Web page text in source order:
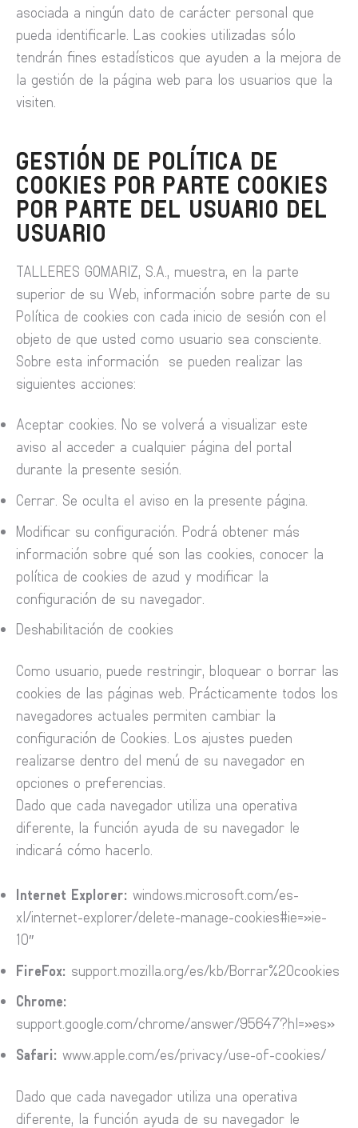
asociada a ningún dato de carácter personal que
pueda identificarle. Las cookies utilizadas sólo
tendrán fines estadísticos que ayuden a la mejora de
la gestión de la página web para los usuarios que la
visiten.
GESTIÓN DE POLÍTICA DE
COOKIES POR PARTE COOKIES
POR PARTE DEL USUARIO DEL
USUARIO
TALLERES GOMARIZ, S.A., muestra, en la parte
superior de su Web, información sobre parte de su
Política de cookies con cada inicio de sesión con el
objeto de que usted como usuario sea consciente.
Sobre esta información se pueden realizar las
siguientes acciones:
Aceptar cookies. No se volverá a visualizar este
aviso al acceder a cualquier página del portal
durante la presente sesión.
Cerrar. Se oculta el aviso en la presente página.
Modificar su configuración. Podrá obtener más
información sobre qué son las cookies, conocer la
política de cookies de azud y modificar la
configuración de su navegador.
Deshabilitación de cookies
Como usuario, puede restringir, bloquear o borrar las
cookies de las páginas web. Prácticamente todos los
navegadores actuales permiten cambiar la
configuración de Cookies. Los ajustes pueden
realizarse dentro del menú de su navegador en
opciones o preferencias.
Dado que cada navegador utiliza una operativa
diferente, la función ayuda de su navegador le
indicará cómo hacerlo.
Internet Explorer: windows.microsoft.com/es-
xl/internet-explorer/delete-manage-cookies#ie=»ie-
10″
FireFox: support.mozilla.org/es/kb/Borrar%20cookies
Chrome:
support.google.com/chrome/answer/95647?hl=»es»
Safari: www.apple.com/es/privacy/use-of-cookies/
Dado que cada navegador utiliza una operativa
diferente, la función ayuda de su navegador le